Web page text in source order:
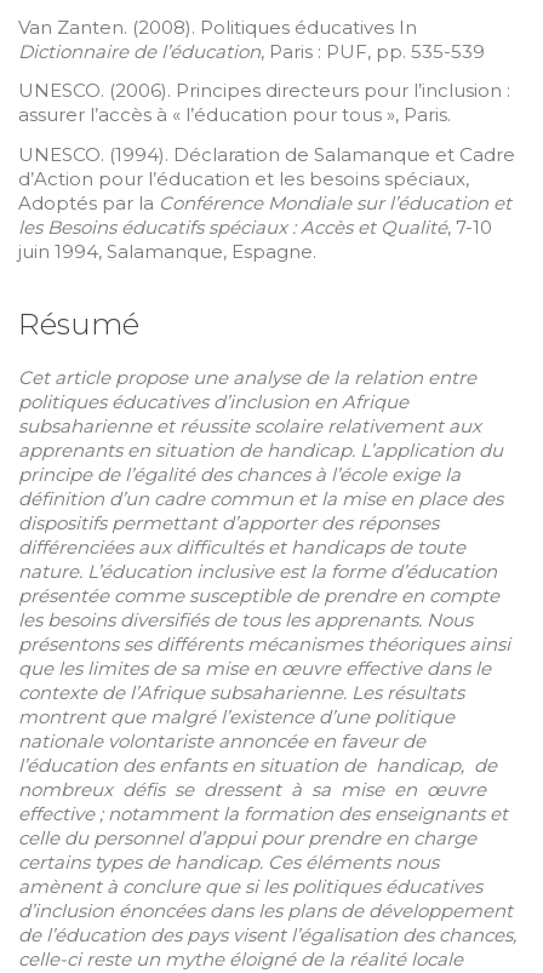
Van Zanten. (2008). Politiques éducatives In
Dictionnaire de l’éducation, Paris : PUF, pp. 535-539
UNESCO. (2006). Principes directeurs pour l’inclusion :
assurer l’accès à « l’éducation pour tous », Paris.
UNESCO. (1994). Déclaration de Salamanque et Cadre
d’Action pour l’éducation et les besoins spéciaux,
Adoptés par la Conférence Mondiale sur l’éducation et
les Besoins éducatifs spéciaux : Accès et Qualité, 7-10
juin 1994, Salamanque, Espagne.
Résumé
Cet article propose une analyse de la relation entre
politiques éducatives d’inclusion en Afrique
subsaharienne et réussite scolaire relativement aux
apprenants en situation de handicap. L’application du
principe de l’égalité des chances à l’école exige la
définition d’un cadre commun et la mise en place des
dispositifs permettant d’apporter des réponses
différenciées aux difficultés et handicaps de toute
nature. L’éducation inclusive est la forme d’éducation
présentée comme susceptible de prendre en compte
les besoins diversifiés de tous les apprenants. Nous
présentons ses différents mécanismes théoriques ainsi
que les limites de sa mise en œuvre effective dans le
contexte de l’Afrique subsaharienne. Les résultats
montrent que malgré l’existence d’une politique
nationale volontariste annoncée en faveur de
l’éducation des enfants en situation de handicap, de
nombreux défis se dressent à sa mise en œuvre
effective ; notamment la formation des enseignants et
celle du personnel d’appui pour prendre en charge
certains types de handicap. Ces éléments nous
amènent à conclure que si les politiques éducatives
d’inclusion énoncées dans les plans de développement
de l’éducation des pays visent l’égalisation des chances,
celle-ci reste un mythe éloigné de la réalité locale